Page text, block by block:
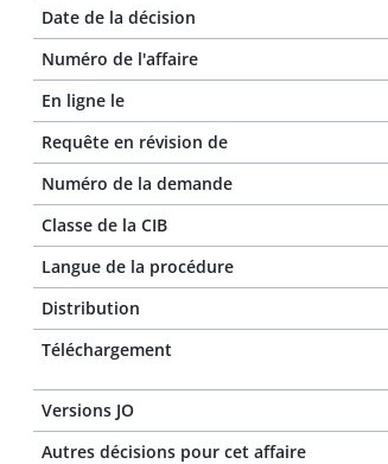
Date de la décision
Numéro de l'affaire
En ligne le
Requête en révision de
Numéro de la demande
Classe de la CIB
Langue de la procédure
Distribution
Téléchargement
Versions JO
Autres décisions pour cet affaire